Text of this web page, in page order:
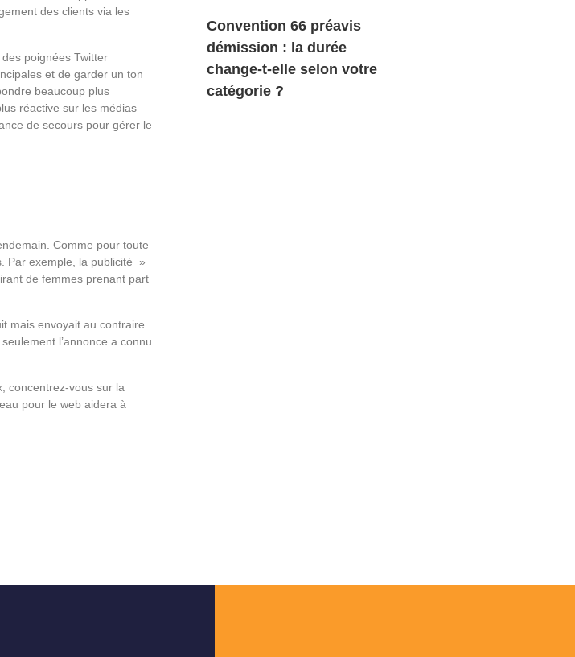
des clients via les
poignées Twitter
et de garder un ton
beaucoup plus
réactive sur les médias
de secours pour gérer le
Comme pour toute
Par exemple, la publicité »
de femmes prenant part
mais envoyait au contraire
l’annonce a connu
concentrez-vous sur la
pour le web aidera à
Convention 66 préavis
démission : la durée
change-t-elle selon votre
catégorie ?